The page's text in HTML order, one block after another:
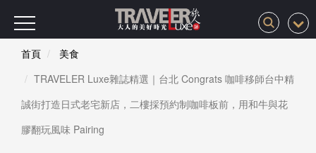
首頁
美食
TRAVELER Luxe雜誌精選｜台北 Congrats 咖啡移師台中精
誠街打造日式老宅新店，二樓採預約制咖啡板前，用和牛與花
膠翻玩風味 Pairing